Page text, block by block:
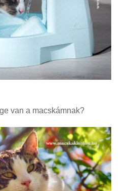
van a macskámnak?